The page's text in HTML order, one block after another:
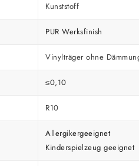
Kunststoff
PUR Werksfinish
Vinylträger ohne
≤0,10
R10
Allergikergeeignet
Kinderspielzeug geeignet